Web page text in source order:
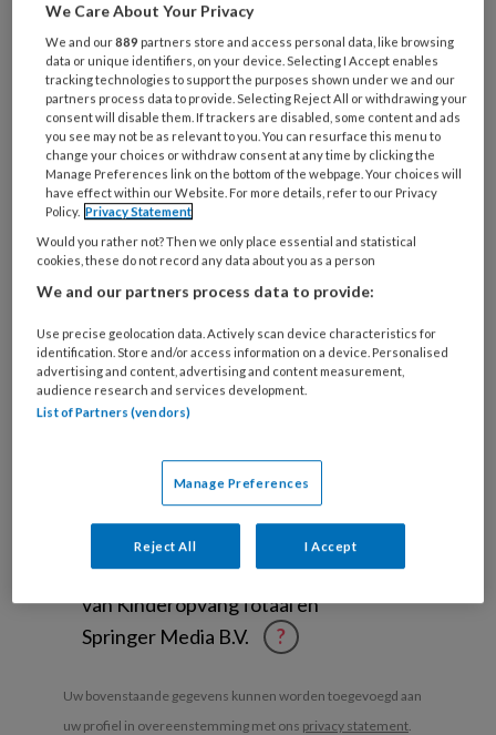
Wat
is
je
e-
mailadres?
* *
Kies
je
wachtwoord* *
Kies
je
functie *
welke
organisatie
werk
je?
Untitled
Ontvang 2x per week de
KinderopvangTotaal nieuwsbrief
Ontvang iedere zondag het
Management Kinderopvang
Weekoverzicht
Ja, ik geef toestemming voor e-mails
van KinderopvangTotaal en
Springer Media B.V.
?
Uw bovenstaande gegevens kunnen worden toegevoegd aan
uw profiel in overeenstemming met ons privacy statement.
We Care About Your Privacy
We and our889 partners store and access personal data, like browsing
data or unique identifiers, on your device. Selecting I Accept enables
tracking technologies to support the purposes shown under we and our
partners process data to provide. Selecting Reject All or withdrawing your
consent will disable them. If trackers are disabled, some content and ads
you see may not be as relevant to you. You can resurface this menu to
change your choices or withdraw consent at any time by clicking the
Manage Preferences link on the bottom of the webpage. Your choices will
have effect within our Website. For more details, refer to our Privacy
Policy. Privacy Statement
Would you rather not? Then we only place essential and statistical
cookies, these do not record any data about you as a person
We and our partners process data to provide:
Use precise geolocation data. Actively scan device characteristics for
identification. Store and/or access information on a device. Personalised
advertising and content, advertising and content measurement,
audience research and services development.
List of Partners (vendors)
Manage Preferences
Reject All I Accept